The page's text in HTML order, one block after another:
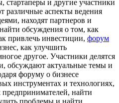
стартаперы и другие участники
различные аспекты ведения
находят партнеров и
обсуждения о том, как
привлечь инвестиции, форум
как улучшить
другое. Участники делятся
обсуждают актуальные темы и
форуму о бизнесе
инструментах и технологиях,
найти